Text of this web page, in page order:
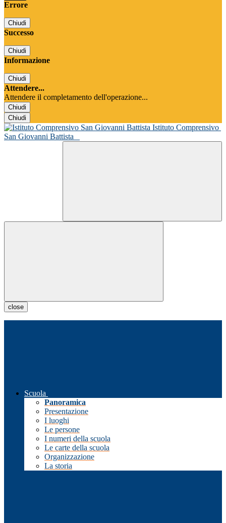
Errore
Chiudi
Successo
Chiudi
Informazione
Chiudi
Attendere...
Attendere il completamento dell'operazione...
Chiudi
Chiudi
Istituto Comprensivo
San Giovanni Battista
close
Scuola
Panoramica
Presentazione
I luoghi
Le persone
I numeri della scuola
Le carte della scuola
Organizzazione
La storia